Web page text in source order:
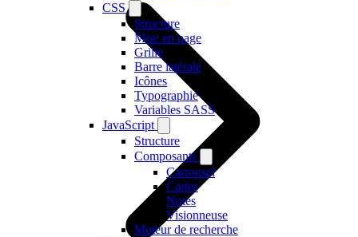
CSS
Structure
Mise en page
Grille
Barre latérale
Icônes
Typographie
Variables SASS
JavaScript
Structure
Composants
Carrousel
Cartes
Notes
Visionneuse
Moteur de recherche